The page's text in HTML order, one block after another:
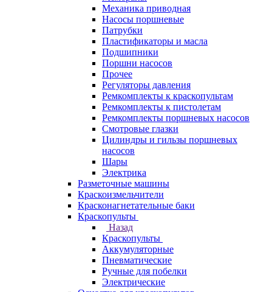
Механика приводная
Насосы поршневые
Патрубки
Пластификаторы и масла
Подшипники
Поршни насосов
Прочее
Регуляторы давления
Ремкомплекты к краскопультам
Ремкомплекты к пистолетам
Ремкомплекты поршневых насосов
Смотровые глазки
Цилиндры и гильзы поршневых
насосов
Шары
Электрика
Разметочные машины
Краскоизмельчители
Красконагнетательные баки
Краскопульты
Назад
Краскопульты
Аккумуляторные
Пневматические
Ручные для побелки
Электрические